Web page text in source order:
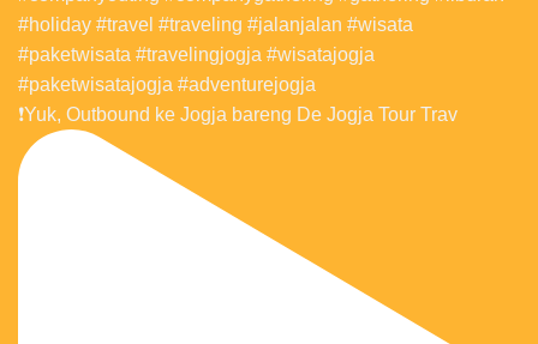
❗️Yuk, Outbound ke Jogja bareng De Jogja Tour Trav